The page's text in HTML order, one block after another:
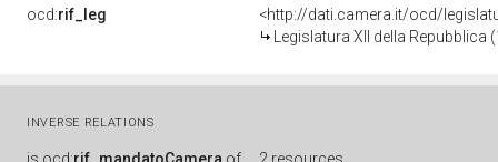
ocd:rif_leg
<http://dati.camera.it/ocd/
Legislatura XII della
INVERSE RELATIONS